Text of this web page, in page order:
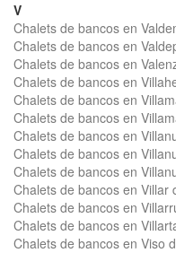
V
Chalets de bancos en
Chalets de bancos en
Chalets de bancos en
Chalets de bancos en
Chalets de bancos en
Chalets de bancos en
Chalets de bancos en
Chalets de bancos en
Chalets de bancos en
Chalets de bancos en Villar
Chalets de bancos en
Chalets de bancos en
Chalets de bancos en Viso